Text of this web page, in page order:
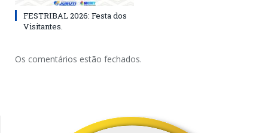
FESTRIBAL 2026: Festa dos
Visitantes.
Os comentários estão fechados.